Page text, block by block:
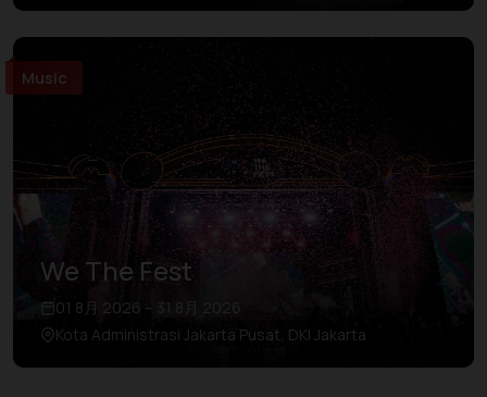
Music
We The Fest
01 8月 2026 – 31 8月 2026
Kota Administrasi Jakarta Pusat, DKI Jakarta